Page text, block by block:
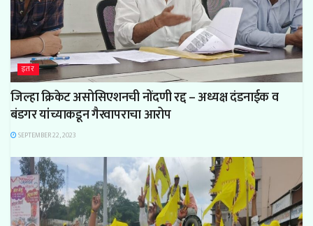
इतर
जिल्हा क्रिकेट असोसिएशनची नोंदणी रद्द – अध्यक्ष दंडनाईक व
बंडगर यांच्याकडून गैरवापराचा आरोप
SEPTEMBER 22, 2023